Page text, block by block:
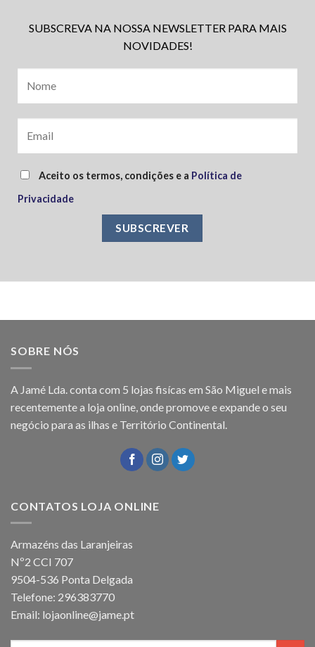
SUBSCREVA NA NOSSA NEWSLETTER PARA MAIS
NOVIDADES!
Aceito os termos, condições e a Política de
Privacidade
SOBRE NÓS
A Jamé Lda. conta com 5 lojas fisícas em São Miguel e mais
recentemente a loja online, onde promove e expande o seu
negócio para as ilhas e Território Continental.
CONTATOS LOJA ONLINE
Armazéns das Laranjeiras
Nº2 CCI 707
9504-536 Ponta Delgada
Telefone: 296383770
Email: lojaonline@jame.pt